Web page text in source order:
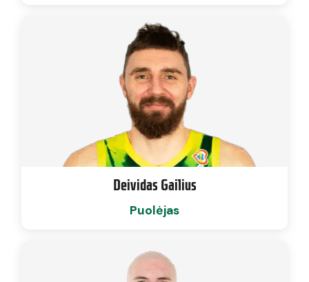
Deividas Gailius
Puolėjas